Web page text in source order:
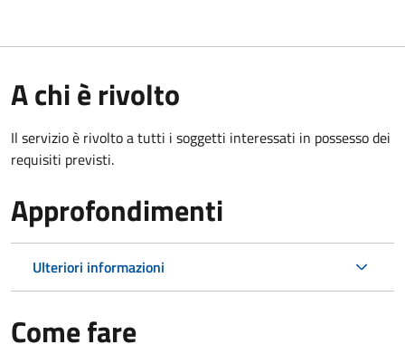
A chi è rivolto
Il servizio è rivolto a tutti i soggetti interessati in possesso dei
requisiti previsti.
Approfondimenti
Ulteriori informazioni
Come fare